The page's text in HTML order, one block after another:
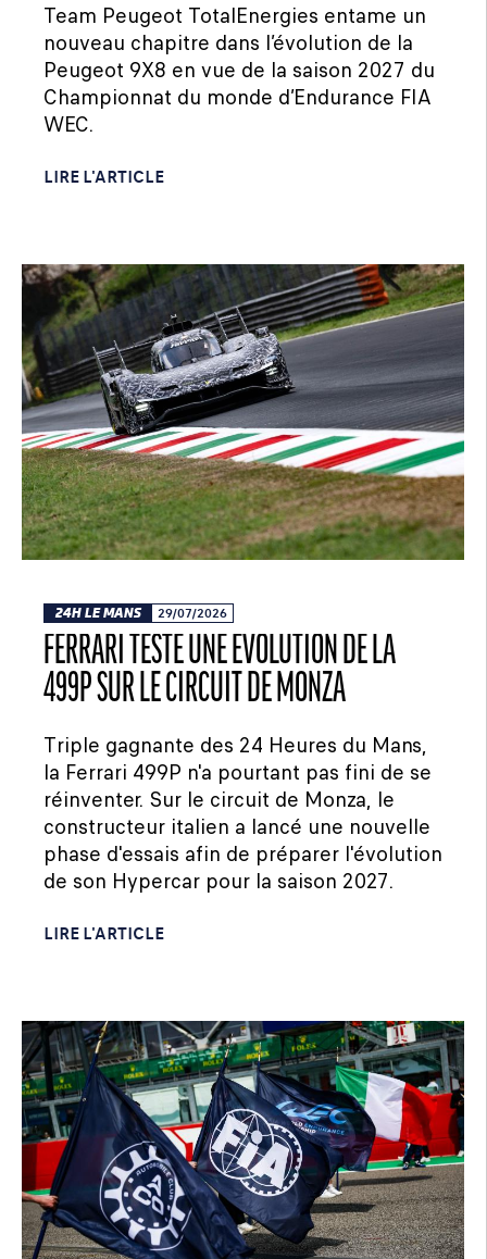
Team Peugeot TotalEnergies entame un
nouveau chapitre dans l’évolution de la
Peugeot 9X8 en vue de la saison 2027 du
Championnat du monde d’Endurance FIA
WEC.
LIRE L'ARTICLE
24H LE MANS 29/07/2026
FERRARI TESTE UNE ÉVOLUTION DE LA
499P SUR LE CIRCUIT DE MONZA
Triple gagnante des 24 Heures du Mans,
la Ferrari 499P n'a pourtant pas fini de se
réinventer. Sur le circuit de Monza, le
constructeur italien a lancé une nouvelle
phase d'essais afin de préparer l'évolution
de son Hypercar pour la saison 2027.
LIRE L'ARTICLE